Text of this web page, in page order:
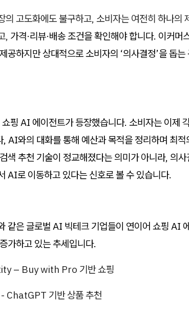
의 고도화에도 불구하고, 소비자는 여전히 하나의
, 가격·리뷰·배송 조건을 확인해야 합니다. 이커머
공하지만 상대적으로 소비자의 ‘의사결정’을 돕
핑 AI 에이전트가 등장했습니다. 소비자는 이제
, AI와의 대화를 통해 예산과 목적을 정리하며 최
색 추천 기술이 정교해졌다는 의미가 아니라, 의
AI로 이동하고 있다는 신호로 볼 수 있습니다.
같은 글로벌 AI 빅테크 기업들이 연이어 쇼핑 AI
가하고 있는 추세입니다.
– Buy with Pro 기반 쇼핑
기반 상품 추천